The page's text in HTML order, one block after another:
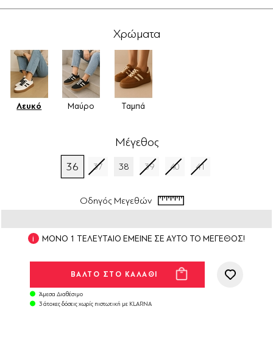
Χρώματα
Λευκό Μαύρο Ταμπά
Μέγεθος
36 37 38 39 40 41
Οδηγός Μεγεθών
ΜΟΝΟ 1 ΤΕΛΕΥΤΑΙΟ ΕΜΕΙΝΕ ΣΕ ΑΥΤΟ ΤΟ ΜΕΓΕΘΟΣ!
Άμεσα Διαθέσιμο
3 άτοκες δόσεις χωρίς πιστωτική με KLARNA